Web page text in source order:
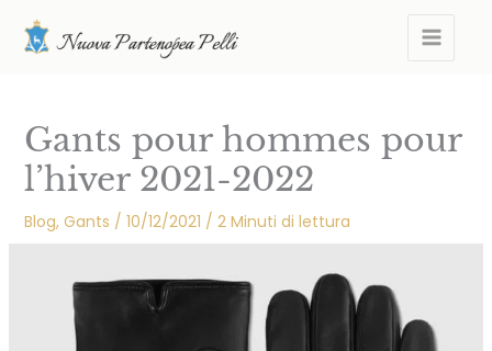
Gants pour hommes pour
l’hiver 2021-2022
Blog, Gants / 10/12/2021 / 2 Minuti di lettura